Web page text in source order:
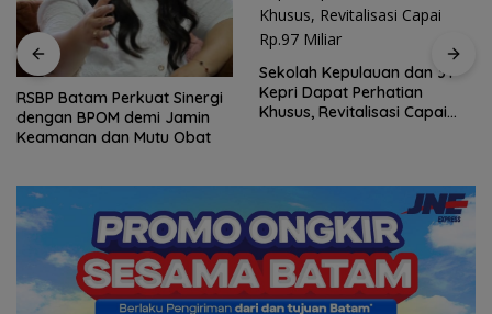
RSBP Batam Perkuat Sinergi
dengan BPOM demi Jamin
Keamanan dan Mutu Obat
Sekolah Kepulauan dan 3T
Kepri Dapat Perhatian
Khusus, Revitalisasi Capai